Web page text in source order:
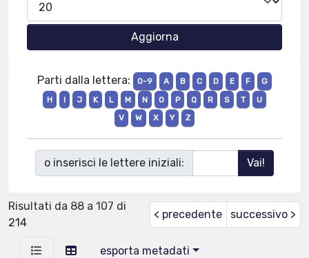
Parti dalla lettera: 0-9 A B C D E F
G
H
I J K L M N O P Q R S T
U
V
W X Y Z
o inserisci le lettere iniziali:
Risultati da 88 a 107 di
214
< precedente successivo >
esporta metadati